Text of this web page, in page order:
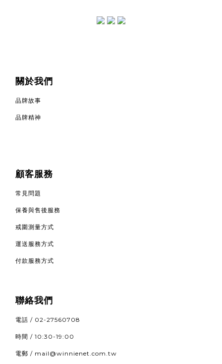
關於我們
品牌故事
品牌精神
顧客服務
常見問題
保養與售後服務
戒圍測量方式
運送服務方式
付款服務方式
聯絡我們
電話 / 02-27560708
時間 / 10:30-19:00
電郵 / mail@winnienet.com.tw